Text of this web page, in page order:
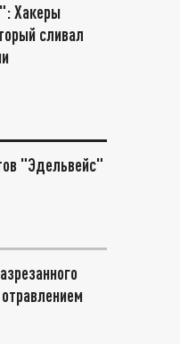
Хакеры
сливал
"Эдельвейс"